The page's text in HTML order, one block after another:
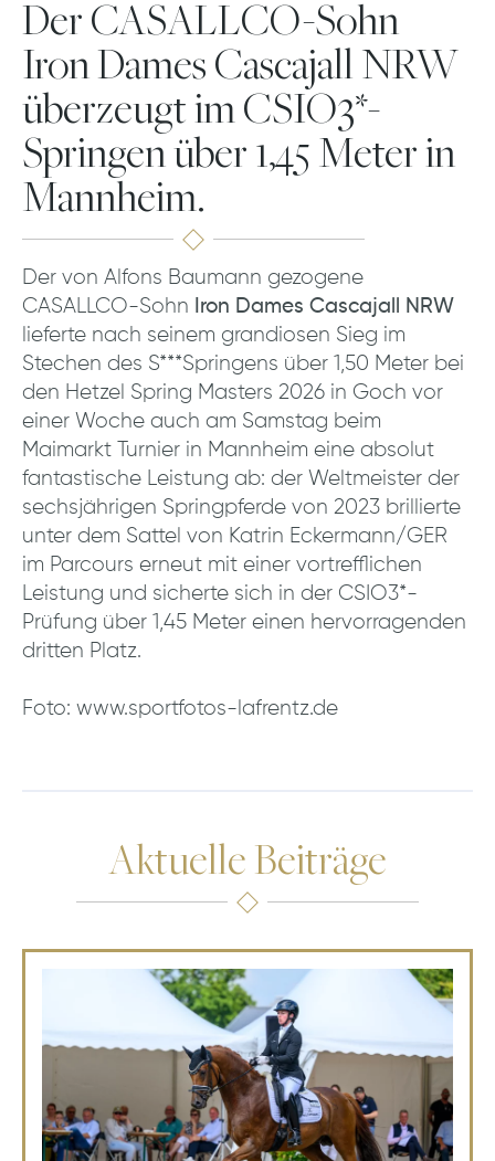
Der CASALLCO-Sohn
Iron Dames Cascajall NRW
überzeugt im CSIO3*-
Springen über 1,45 Meter in
Mannheim.
Der von Alfons Baumann gezogene
CASALLCO-Sohn
Iron Dames Cascajall NRW
lieferte nach seinem grandiosen Sieg im
Stechen des S***Springens über 1,50 Meter bei
den Hetzel Spring Masters 2026 in Goch vor
einer Woche auch am Samstag beim
Maimarkt Turnier in Mannheim eine absolut
fantastische Leistung ab: der Weltmeister der
sechsjährigen Springpferde von 2023 brillierte
unter dem Sattel von Katrin Eckermann/GER
im Parcours erneut mit einer vortrefflichen
Leistung und sicherte sich in der CSIO3*-
Prüfung über 1,45 Meter einen hervorragenden
dritten Platz.
Foto: www.sportfotos-lafrentz.de
Aktuelle Beiträge